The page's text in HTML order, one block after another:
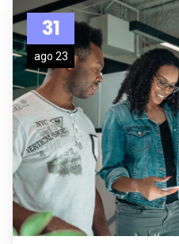
31
ago 23